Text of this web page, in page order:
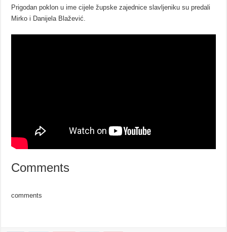
Prigodan poklon u ime cijele župske zajednice slavljeniku su predali
Mirko i Danijela Blažević.
Comments
comments